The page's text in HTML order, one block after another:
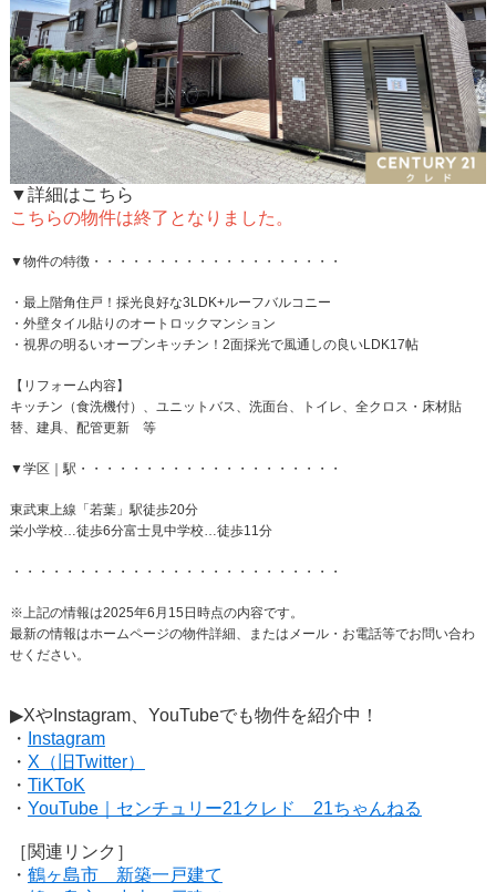
▼詳細はこちら
こちらの物件は終了となりました。
▼物件の特徴・・・・・・・・・・・・・・・・・・・
・最上階角住戸！採光良好な3LDK+ルーフバルコニー
・外壁タイル貼りのオートロックマンション
・視界の明るいオープンキッチン！2面採光で風通しの良いLDK17帖
【リフォーム内容】
キッチン（食洗機付）、ユニットバス、洗面台、トイレ、全クロス・床材貼
替、建具、配管更新 等
▼学区｜駅・・・・・・・・・・・・・・・・・・・・
東武東上線「若葉」駅徒歩20分
栄小学校…徒歩6分富士見中学校…徒歩11分
・・・・・・・・・・・・・・・・・・・・・・・・・
※上記の情報は2025年6月15日時点の内容です。
最新の情報はホームページの物件詳細、またはメール・お電話等でお問い合わ
せください。
▶XやInstagram、YouTubeでも物件を紹介中！
・
Instagram
・ X（旧Twitter）
・ TiKToK
・ YouTube｜センチュリー21クレド 21ちゃんねる
［関連リンク］
・ 鶴ヶ島市 新築一戸建て